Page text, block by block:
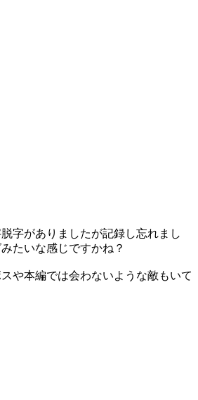
字がありましたが記録し忘れまし
たいな感じですかね？
や本編では会わないような敵もいて